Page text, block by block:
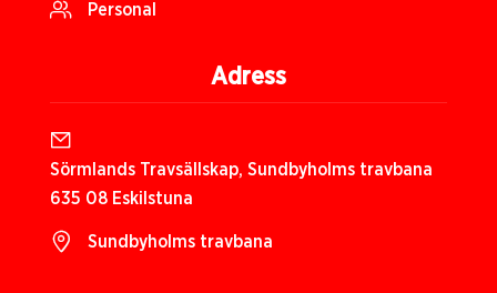
Personal
Adress
Sörmlands Travsällskap, Sundbyholms travbana
635 08 Eskilstuna
Sundbyholms travbana